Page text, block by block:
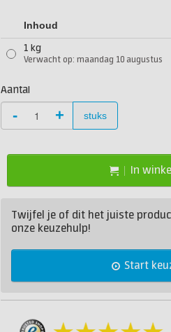
Inhoud
1 kg
Verwacht op: maandag 10 augustus
Aantal
- + stuks
In
Twijfel je of dit het juiste
onze keuzehulp!
Start